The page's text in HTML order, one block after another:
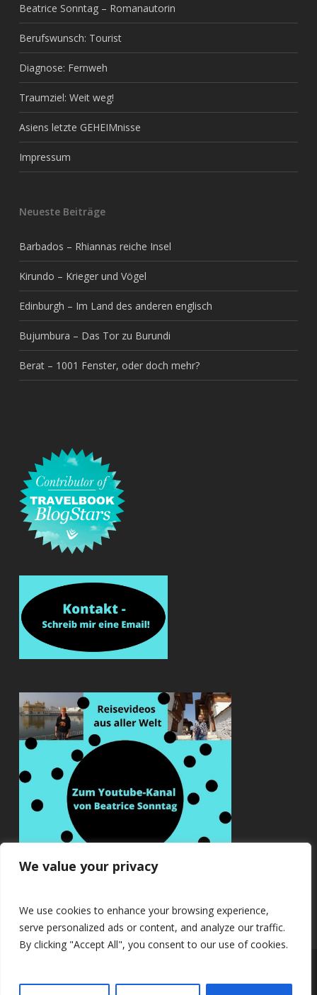
We value your privacy
We use cookies to enhance your browsing experience,
serve personalized ads or content, and analyze our traffic.
By clicking "Accept All", you consent to our use of cookies.
Beatrice Sonntag – Romanautorin
Berufswunsch: Tourist
Diagnose: Fernweh
Traumziel: Weit weg!
Asiens letzte GEHEIMnisse
Impressum
Neueste Beiträge
Barbados – Rhiannas reiche Insel
Kirundo – Krieger und Vögel
Edinburgh – Im Land des anderen englisch
Bujumbura – Das Tor zu Burundi
Berat – 1001 Fenster, oder doch mehr?